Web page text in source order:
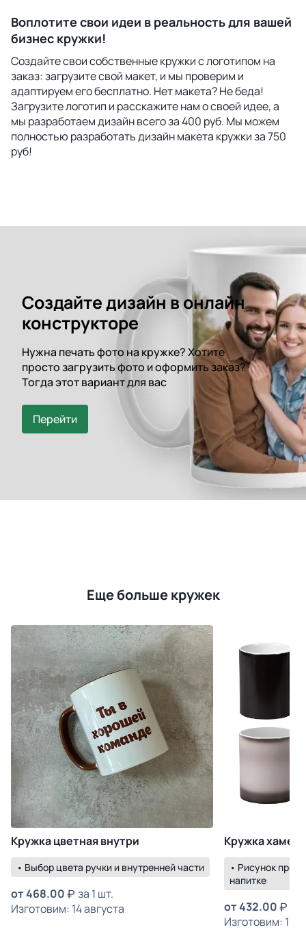
Воплотите свои идеи в реальность для вашей
бизнес кружки!
Создайте свои собственные кружки с логотипом на
заказ: загрузите свой макет, и мы проверим и
адаптируем его бесплатно. Нет макета? Не беда!
Загрузите логотип и расскажите нам о своей идее, а
мы разработаем дизайн всего за 400 руб. Мы можем
полностью разработать дизайн макета кружки за 750
руб!
Создайте дизайн в онлайн
конструкторе
Нужна печать фото на кружке? Хотите
просто загрузить фото и оформить заказ?
Тогда этот вариант для вас
Перейти
Еще больше кружек
Кружка цветная внутри
• Выбор цвета ручки и внутренней части
от468.00
за 1 шт.
Изготовим: 14 августа
Кружка
• Рисунок
напитке
от432.00
Изготовим: 17